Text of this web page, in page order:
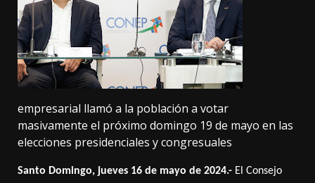
empresarial llamó a la población a votar
masivamente el próximo domingo 19 de mayo en las
elecciones presidenciales y congresuales
Santo Domingo, jueves 16 de mayo de 2024.- El Consejo